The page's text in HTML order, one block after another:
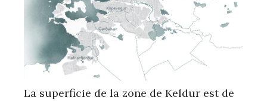
La superficie de la zone de Keldur est de